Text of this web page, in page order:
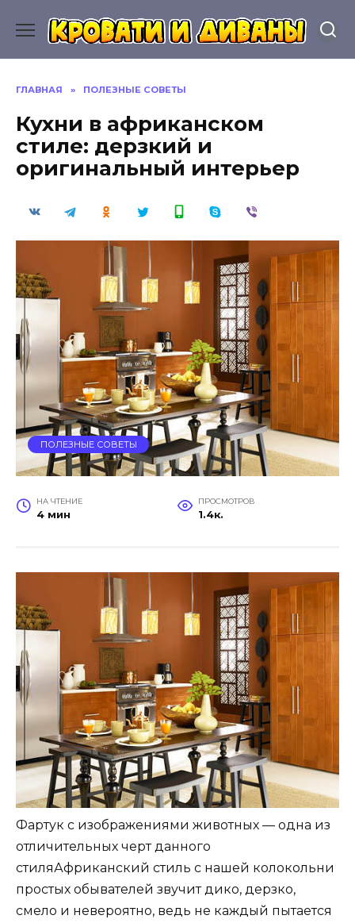
содержанию
ГЛАВНАЯ » ПОЛЕЗНЫЕ СОВЕТЫ
Кухни в африканском
стиле: дерзкий и
оригинальный интерьер
ПОЛЕЗНЫЕ СОВЕТЫ
НА ЧТЕНИЕ
4 мин
ПРОСМОТРОВ
1.4к.
Фартук с изображениями животных — одна из
отличительных черт данного
стиляАфриканский стиль с нашей колокольни
простых обывателей звучит дико, дерзко,
смело и невероятно, ведь не каждый пытается